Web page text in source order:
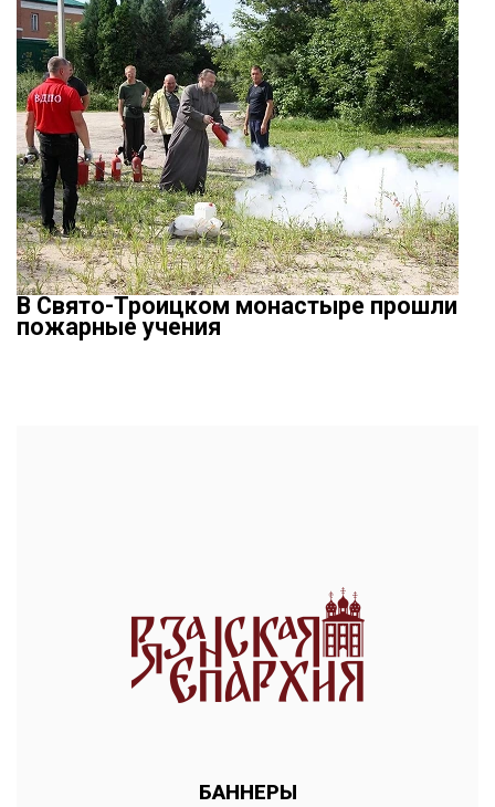
В Свято-Троицком монастыре прошли
пожарные учения
БАННЕРЫ